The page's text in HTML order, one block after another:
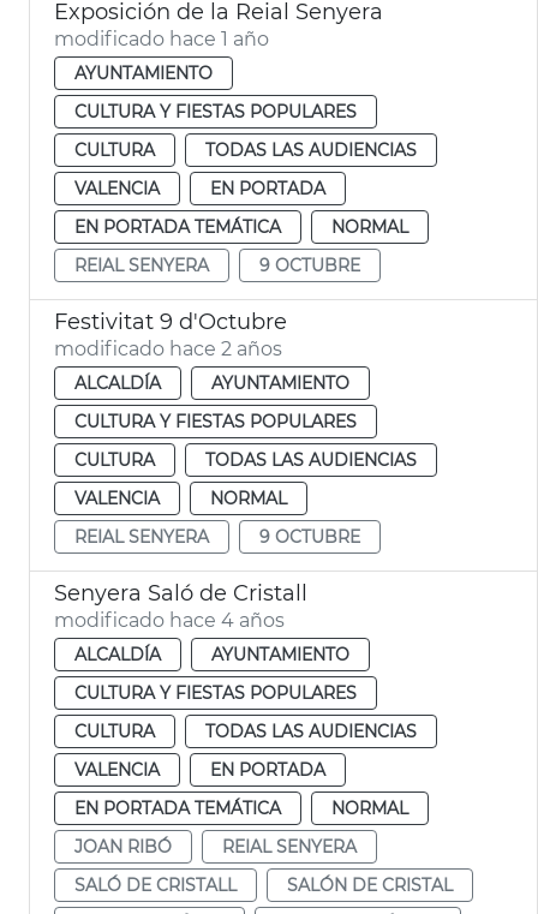
Exposición de la Reial Senyera
modificado hace 1 año
AYUNTAMIENTO
CULTURA Y FIESTAS POPULARES
CULTURA
TODAS LAS AUDIENCIAS
VALENCIA
EN PORTADA
EN PORTADA TEMÁTICA
NORMAL
REIAL SENYERA
9 OCTUBRE
Festivitat 9 d'Octubre
modificado hace 2 años
ALCALDÍA
AYUNTAMIENTO
CULTURA Y FIESTAS POPULARES
CULTURA
TODAS LAS AUDIENCIAS
VALENCIA
NORMAL
REIAL SENYERA
9 OCTUBRE
Senyera Saló de Cristall
modificado hace 4 años
ALCALDÍA
AYUNTAMIENTO
CULTURA Y FIESTAS POPULARES
CULTURA
TODAS LAS AUDIENCIAS
VALENCIA
EN PORTADA
EN PORTADA TEMÁTICA
NORMAL
JOAN RIBÓ
REIAL SENYERA
SALÓ DE CRISTALL
SALÓN DE CRISTAL